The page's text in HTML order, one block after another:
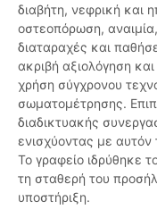
διαβήτη, νεφρική και
οστεοπόρωση,
διαταραχές και
ακριβή αξιολόγηση
χρήση σύγχρονου
σωματομέτρησης.
διαδικτυακής
ενισχύοντας με
Το γραφείο ιδρύθηκε
τη σταθερή του
υποστήριξη.